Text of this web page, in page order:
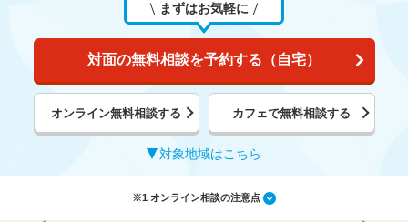
まずはお気軽に
対面の無料相談を予約する（自宅）
オンライン無料相談する カフェで無料相談する
対象地域はこちら
※1 オンライン相談の注意点